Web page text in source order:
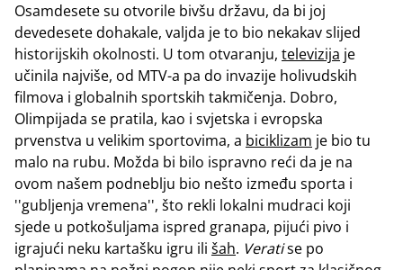
Osamdesete su otvorile bivšu državu, da bi joj
devedesete dohakale, valjda je to bio nekakav slijed
historijskih okolnosti. U tom otvaranju, televizija je
učinila najviše, od MTV-a pa do invazije holivudskih
filmova i globalnih sportskih takmičenja. Dobro,
Olimpijada se pratila, kao i svjetska i evropska
prvenstva u velikim sportovima, a biciklizam je bio tu
malo na rubu. Možda bi bilo ispravno reći da je na
ovom našem podneblju bio nešto između sporta i
''gubljenja vremena'', što rekli lokalni mudraci koji
sjede u potkošuljama ispred granapa, pijući pivo i
igrajući neku kartašku igru ili šah. Veratise po